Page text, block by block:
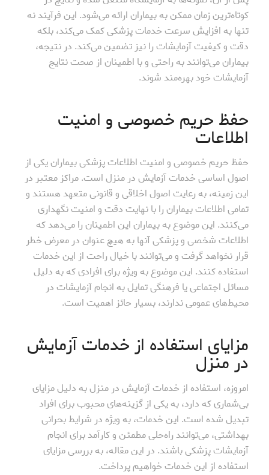
کوتاه‌ترین زمان ممکن به بیماران ارائه می‌شود. این فرآیند نه
تنها به افزایش سرعت خدمات پزشکی کمک می‌کند، بلکه
دقت و کیفیت آزمایشات را نیز تضمین می‌کند. در نتیجه،
بیماران می‌توانند به راحتی و با اطمینان از صحت نتایج
آزمایشات خود بهره‌مند شوند.
حفظ حریم خصوصی و امنیت
اطلاعات
حفظ حریم خصوصی و امنیت اطلاعات پزشکی بیماران یکی از
اصول اساسی خدمات آزمایش در منزل است. مراکز معتبر در
این زمینه، به رعایت اصول اخلاقی و قانونی متعهد هستند و
تمامی اطلاعات بیماران را با نهایت دقت و امنیت نگهداری
می‌کنند. این موضوع به بیماران این اطمینان را می‌دهد که
اطلاعات شخصی و پزشکی آنها به هیچ عنوان در معرض خطر
قرار نخواهد گرفت و می‌توانند با خیال راحت از این خدمات
استفاده کنند. این موضوع به ویژه برای افرادی که به دلیل
مسائل اجتماعی یا فرهنگی تمایل به انجام آزمایشات در
محیط‌های عمومی ندارند، بسیار حائز اهمیت است.
مزایای استفاده از خدمات آزمایش
در منزل
امروزه، استفاده از خدمات آزمایش در منزل به دلیل مزایای
بی‌شماری که دارد، به یکی از گزینه‌های محبوب برای افراد
تبدیل شده است. این خدمات، به ویژه در شرایط بحرانی
بهداشتی، می‌توانند راه‌حلی مطمئن و کارآمد برای انجام
آزمایشات پزشکی باشند. در این مقاله، به بررسی مزایای
استفاده از این خدمات خواهیم پرداخت.